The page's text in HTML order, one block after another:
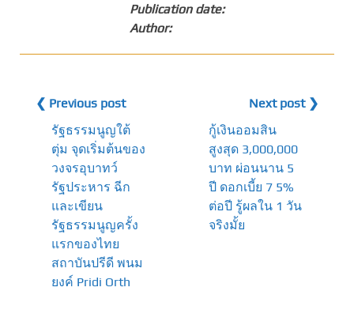
Publication date:
Author:
❮ Previous post
รัฐธรรมนูญใต้
ตุ่ม จุดเริ่มต้นของ
วงจรอุบาทว์
รัฐประหาร ฉีก
และเขียน
รัฐธรรมนูญครั้ง
แรกของไทย
สถาบันปรีดี พนม
ยงค์ Pridi Orth
Next post ❯
กู้เงินออมสิน
สูงสุด 3,000,000
บาท ผ่อนนาน 5
ปี ดอกเบี้ย 7 5%
ต่อปี รู้ผลใน 1 วัน
จริงมั้ย